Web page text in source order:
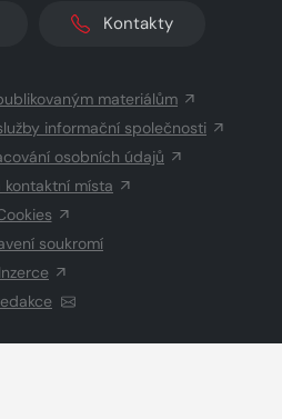
Kontakty
materiálům
informační společnosti
osobních údajů
místa
soukromí
Inzerce